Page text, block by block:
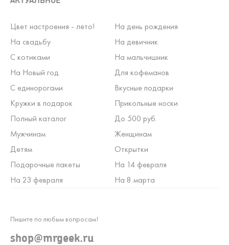
Цвет настроения - лето!
На день рождения
На свадьбу
На девичник
С котиками
На мальчишник
На Новый год
Для кофеманов
С единорогами
Вкусные подарки
Кружки в подарок
Прикольные носки
Полный каталог
До 500 руб.
Мужчинам
Женщинам
Детям
Открытки
Подарочные пакеты
На 14 февраля
На 23 февраля
На 8 марта
Пишите по любым вопросам!
shop@mrgeek.ru